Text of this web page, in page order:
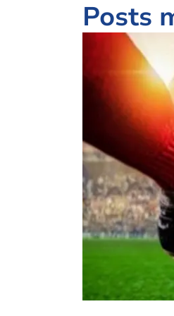
Posts